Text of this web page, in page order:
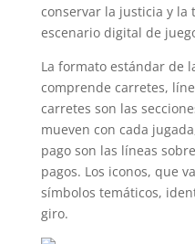
conservar la justicia y la
escenario digital de
La formato estándar de
comprende carretes,
carretes son las
mueven con cada
pago son las líneas
pagos. Los iconos, que
símbolos temáticos,
giro.